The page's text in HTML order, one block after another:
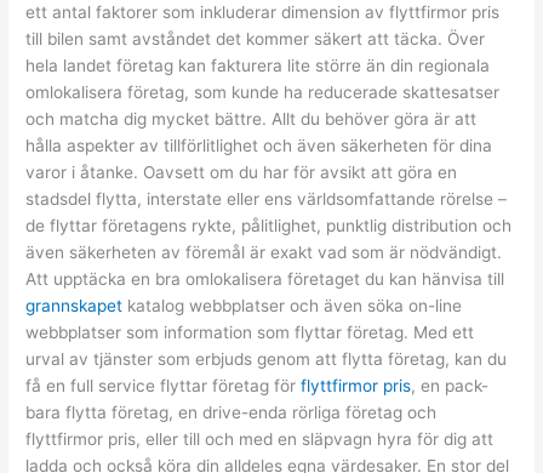
ett antal faktorer som inkluderar dimension av flyttfirmor pris
till bilen samt avståndet det kommer säkert att täcka. Över
hela landet företag kan fakturera lite större än din regionala
omlokalisera företag, som kunde ha reducerade skattesatser
och matcha dig mycket bättre. Allt du behöver göra är att
hålla aspekter av tillförlitlighet och även säkerheten för dina
varor i åtanke. Oavsett om du har för avsikt att göra en
stadsdel flytta, interstate eller ens världsomfattande rörelse –
de flyttar företagens rykte, pålitlighet, punktlig distribution och
även säkerheten av föremål är exakt vad som är nödvändigt.
Att upptäcka en bra omlokalisera företaget du kan hänvisa till
grannskapet katalog webbplatser och även söka on-line
webbplatser som information som flyttar företag. Med ett
urval av tjänster som erbjuds genom att flytta företag, kan du
få en full service flyttar företag förflyttfirmor pris, en pack-
bara flytta företag, en drive-enda rörliga företag och
flyttfirmor pris, eller till och med en släpvagn hyra för dig att
ladda och också köra din alldeles egna värdesaker. En stor del